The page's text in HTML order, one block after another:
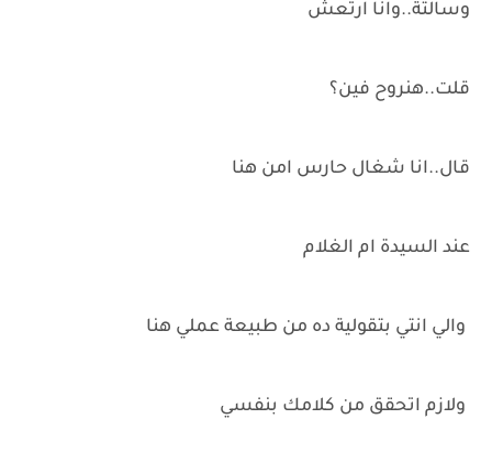
وسالتة..وانا ارتعش
قلت..هنروح فين؟
قال..انا شغال حارس امن هنا
عند السيدة ام الغلام
والي انتي بتقولية ده من طبيعة عملي هنا
ولازم اتحقق من كلامك بنفسي